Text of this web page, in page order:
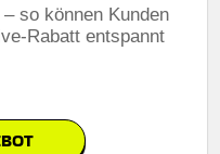
so können Kunden
Rabatt entspannt